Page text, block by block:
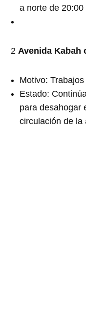
a norte de
2Avenida Kabah
Motivo:
Estado:
para desahogar
circulación de la